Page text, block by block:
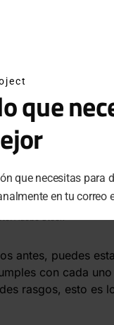
¿A cuál de estos
Adobe Stock
antes, puedes
con cada
rasgos, esto es
que
que necesitas para
en tu correo